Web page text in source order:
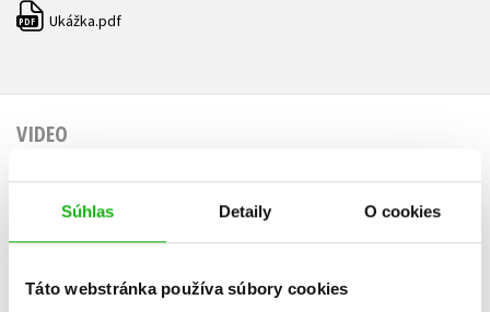
Súhlas Detaily O cookies
Táto webstránka používa súbory cookies
PDF Ukážka.pdf
VIDEO